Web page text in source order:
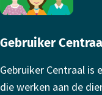
Gebruiker
Gebruiker Centraal is
die werken aan de